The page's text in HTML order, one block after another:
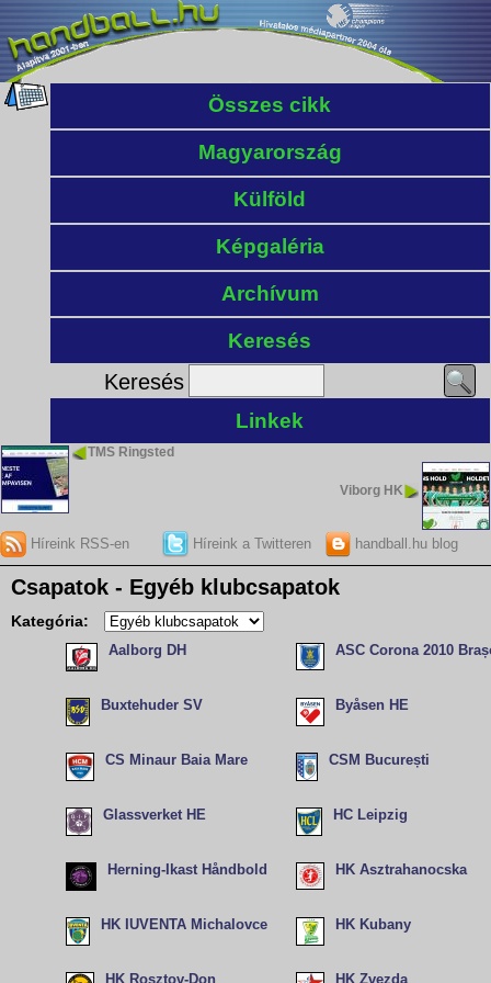
Összes cikk
Magyarország
Külföld
Képgaléria
Archívum
Keresés
Keresés
Linkek
TMS Ringsted
Viborg HK
Híreink RSS-en Híreink a Twitteren handball.hu blog
Csapatok - Egyéb klubcsapatok
Kategória:
Aalborg DH ASC Corona 2010
Buxtehuder SV Byåsen HE
CS Minaur Baia Mare CSM București
Glassverket HE HC Leipzig
Herning-Ikast Håndbold HK Asztrahanocska
HK IUVENTA Michalovce HK Kubany
HK Rosztov-Don HK Zvezda